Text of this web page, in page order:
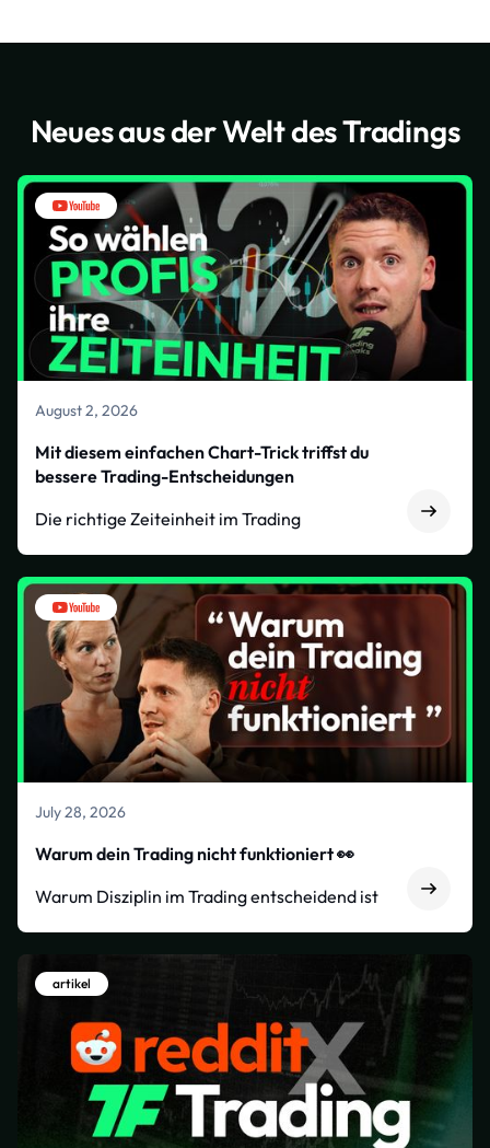
Neues aus der Welt des Tradings
August 2, 2026
Mit diesem einfachen Chart-Trick triffst du
bessere Trading-Entscheidungen
Die richtige Zeiteinheit im Trading
July 28, 2026
Warum dein Trading nicht funktioniert 👀
Warum Disziplin im Trading entscheidend ist
artikel